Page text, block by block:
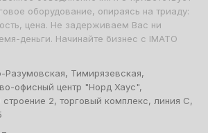
оборудование, опираясь на триаду:
цена. Не задерживаем Вас ни
деньги. Начинайте бизнес с IMATO
Разумовская, Тимирязевская,
офисный центр "Норд Хаус",
2, торговый комплекс, линия С,